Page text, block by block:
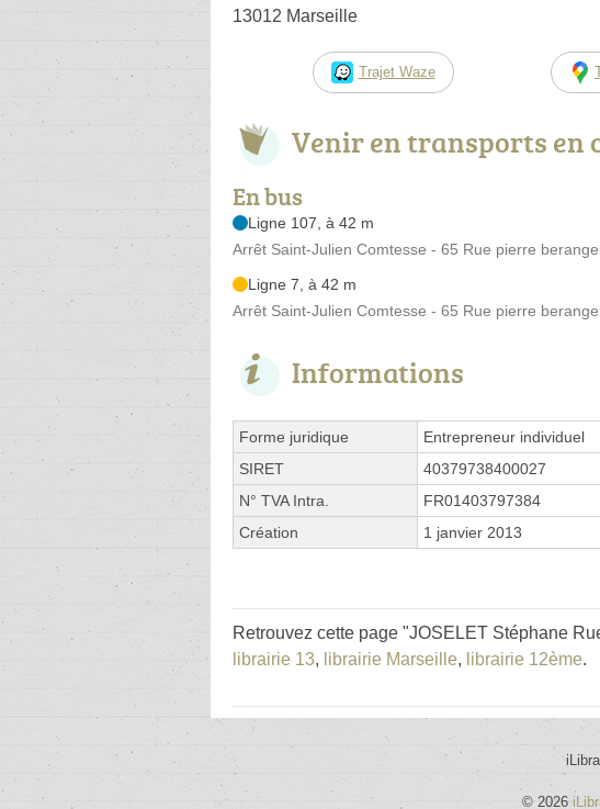
13012 Marseille
Trajet Waze
Venir en transports en
En bus
Ligne 107, à 42 m
Arrêt Saint-Julien Comtesse - 65 Rue pierre
Ligne 7, à 42 m
Arrêt Saint-Julien Comtesse - 65 Rue pierre
Informations
Forme juridique
Entrepreneur individuel
SIRET
40379738400027
N° TVA Intra.
FR01403797384
Création
1 janvier 2013
Retrouvez cette page "JOSELET Stéphane
librairie 13, librairie Marseille, librairie 12ème.
© 2026